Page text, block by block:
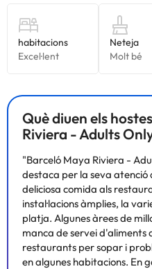
Què diuen els
Riviera - Adults
"Barceló Maya Riviera -
destaca per la seva atenció
deliciosa comida als
instal·lacions àmplies, la
platja. Algunes àrees de
manca de servei d'aliments
restaurants per sopar i
en algunes habitacions. En